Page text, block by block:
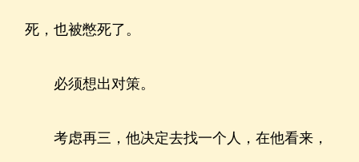
死，也被憋死了。
必须想出对策。
考虑再三，他决定去找一个人，在他看来，